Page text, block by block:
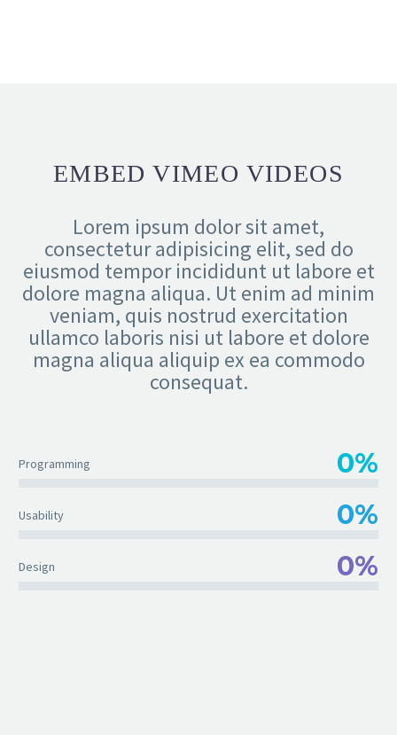
EMBED VIMEO VIDEOS
Lorem ipsum dolor sit amet,
consectetur adipisicing elit, sed do
eiusmod tempor incididunt ut labore et
dolore magna aliqua. Ut enim ad minim
veniam, quis nostrud exercitation
ullamco laboris nisi ut labore et dolore
magna aliqua aliquip ex ea commodo
consequat.
Programming 0%
Usability 0%
Design 0%